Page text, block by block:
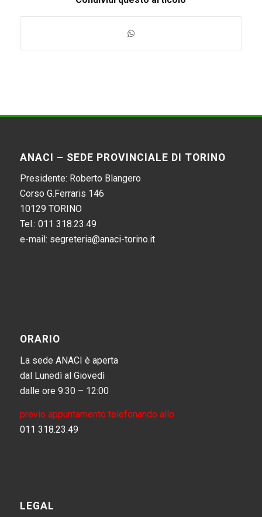
ANACI – SEDE PROVINCIALE DI TORINO
Presidente: Roberto Blangero
Corso G.Ferraris 146
10129 TORINO
Tel.: 011 318.23.49
e-mail: segreteria@anaci-torino.it
ORARIO
La sede ANACI è aperta
dal Lunedì al Giovedì
dalle ore 9:30 – 12:00
previo appuntamento telefonando allo
011 318.23.49
LEGAL